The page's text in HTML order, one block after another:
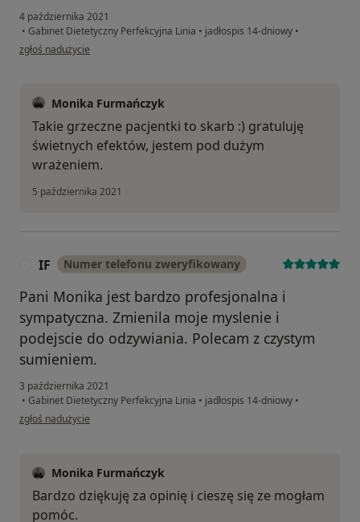
4 października 2021
• Gabinet Dietetyczny Perfekcyjna Linia • jadłospis 14-dniowy •
w opinii użytkownika Martyna H.
zgłoś nadużycie
Monika Furmańczyk
Takie grzeczne pacjentki to skarb :) gratuluję
świetnych efektów, jestem pod dużym
wrażeniem.
5 października 2021
IF Numer telefonu zweryfikowany
Pani Monika jest bardzo profesjonalna i
sympatyczna. Zmienila moje myslenie i
podejscie do odzywiania. Polecam z czystym
sumieniem.
3 października 2021
• Gabinet Dietetyczny Perfekcyjna Linia • jadłospis 14-dniowy •
w opinii użytkownika IF
zgłoś nadużycie
Monika Furmańczyk
Bardzo dziękuję za opinię i cieszę się ze mogłam
pomóc.